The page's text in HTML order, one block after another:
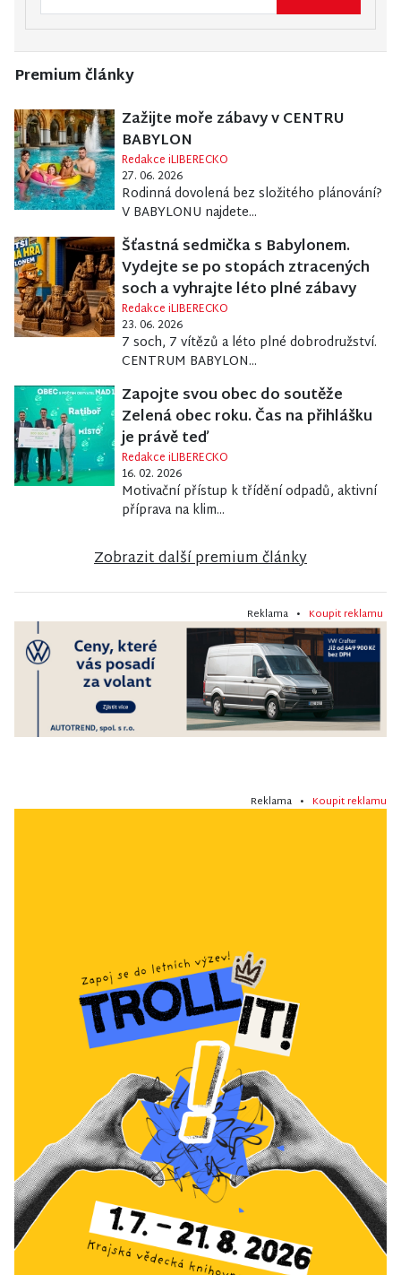
Premium články
Zažijte moře zábavy v CENTRU
BABYLON
Redakce iLIBERECKO
27. 06. 2026
Rodinná dovolená bez složitého plánování?
V BABYLONU najdete...
Šťastná sedmička s Babylonem.
Vydejte se po stopách ztracených
soch a vyhrajte léto plné zábavy
Redakce iLIBERECKO
23. 06. 2026
7 soch, 7 vítězů a léto plné dobrodružství.
CENTRUM BABYLON...
Zapojte svou obec do soutěže
Zelená obec roku. Čas na přihlášku
je právě teď
Redakce iLIBERECKO
16. 02. 2026
Motivační přístup k třídění odpadů, aktivní
příprava na klim...
Zobrazit další premium články
Reklama • Koupit reklamu
Reklama • Koupit reklamu